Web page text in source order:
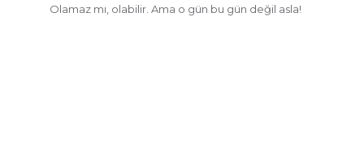
Olamaz mı, olabilir. Ama o gün bu gün değil asla!